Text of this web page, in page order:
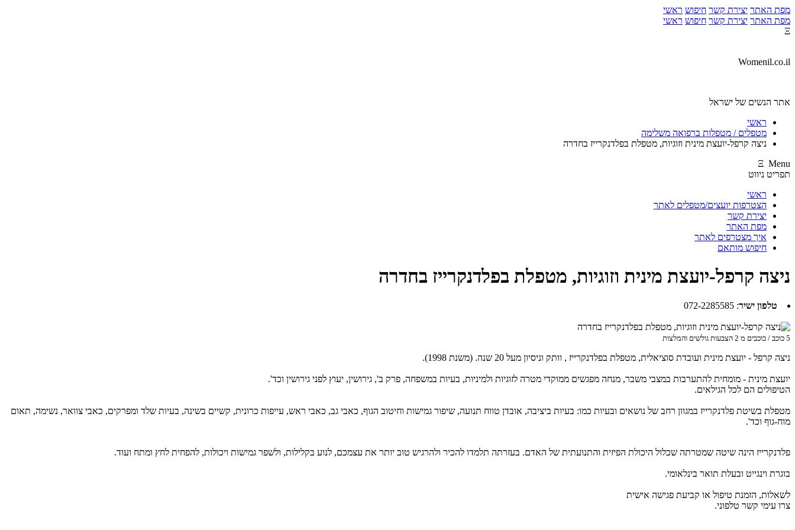
מפת האתר יצירת קשר חיפוש ראשי
מפת האתר יצירת קשר חיפוש ראשי
Ξ
Womenil.co.il
אתר הנשים של ישראל
ראשי
מטפלים / מטפלות ברפואה משלימה
ניצה קרפל-יועצת מינית וזוגיות, מטפלת בפלדנקרייז בחדרה
Ξ Menu
תפריט ניווט
ראשי
הצטרפות יועצים/מטפלים לאתר
יצירת קשר
מפת האתר
איך מצטרפים לאתר
חיפוש מותאם
ניצה קרפל-יועצת מינית וזוגיות, מטפלת בפלדנקרייז בחדרה
טלפון ישיר:
072-2285585
5 כוכב / כוכבים מ 2 הצבעות גולשים והמלצות
ניצה קרפל - יועצת מינית ועובדת סוציאלית, מטפלת בפלדנקרייז , וותק וניסיון מעל 20 שנה. (משנת 1998).
יועצת מינית - מומחית להתערבות במצבי משבר, מנחה מפגשים ממוקדי מטרה לזוגיות ולמיניות, בעיות במשפחה, פרק ב', גירושין, יעוץ לפני גירושין וכד'.
הטיפולים הם לכל הגילאים.
מטפלת בשיטת פלדנקרייז במגוון רחב של נושאים ובעיות כמו: בעיות ביציבה, אובדן טווח תנועה, שיפור גמישות וחיטוב הגוף, כאבי גב, כאבי ראש, עייפות כרונית, קשיים בשינה, בעיות שלד ומפרקים, כאבי צוואר, נשימה, תאום
מוח-גוף וכד'.
פלדנקרייז הינה שיטה שמטרתה שכלול היכולת הפיזית והתנועתית של האדם. בעזרתה תלמדו להכיר ולהרגיש טוב יותר את עצמכם, לנוע בקלילות, ולשפר גמישות ויכולות, להפחית לחץ ומתח ועוד.
בוגרת וינגייט ובעלת תואר בינלאומי.
לשאלות, הזמנת טיפול או קביעת פגישה אישית
צרו עימי קשר טלפוני.